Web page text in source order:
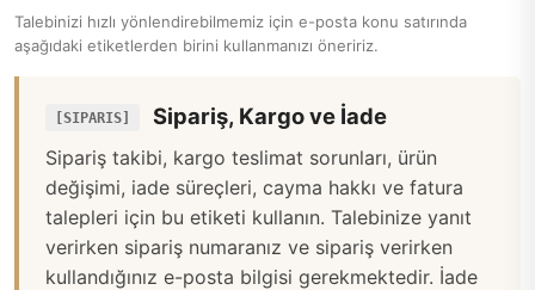
Talebinizi hızlı yönlendirebilmemiz için e-posta konu satırında
aşağıdaki etiketlerden birini kullanmanızı öneririz.
[SIPARIS] Sipariş, Kargo ve İade
Sipariş takibi, kargo teslimat sorunları, ürün
değişimi, iade süreçleri, cayma hakkı ve fatura
talepleri için bu etiketi kullanın. Talebinize yanıt
verirken sipariş numaranız ve sipariş verirken
kullandığınız e-posta bilgisi gerekmektedir. İade